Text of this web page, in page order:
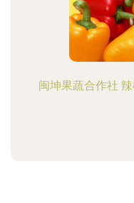
闽坤果蔬合作社